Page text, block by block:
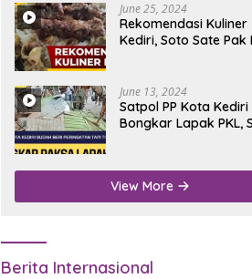
June 25, 2024
Rekomendasi Kuliner
Kediri, Soto Sate Pak
June 13, 2024
Satpol PP Kota Kediri
Bongkar Lapak PKL,
View More
Berita Internasional